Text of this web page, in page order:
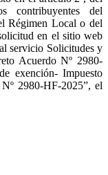
contribuyentes del
Régimen Local o del
en el sitio web
servicio Solicitudes y
Acuerdo Nº 2980-
exención- Impuesto
2980-HF-2025”, el